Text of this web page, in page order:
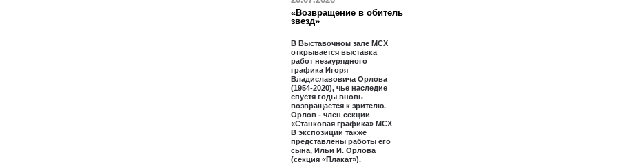
«Возвращение в обитель
звезд»
В Выставочном зале МСХ
открывается выставка
работ незаурядного
графика Игоря
Владиславовича Орлова
(1954-2020), чье наследие
спустя годы вновь
возвращается к зрителю.
Орлов - член секции
«Станковая графика» МСХ
В экспозиции также
представлены работы его
сына, Ильи И. Орлова
(секция «Плакат»).